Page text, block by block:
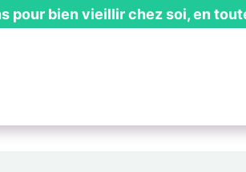
pour bien vieillir chez soi, en